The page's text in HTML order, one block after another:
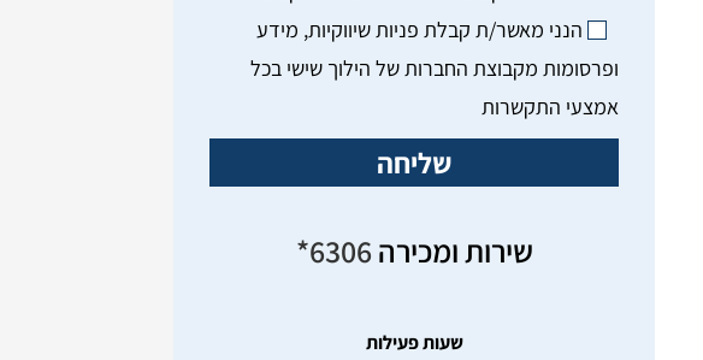
הנני מאשר/ת קבלת פניות שיווקיות, מידע
ופרסומות מקבוצת החברות של הילוך שישי בכל
אמצעי התקשרות
שליחה
שירות ומכירה 6306*
שעות פעילות